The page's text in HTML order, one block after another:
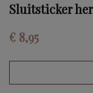
Sluitsticker
€ 8,95